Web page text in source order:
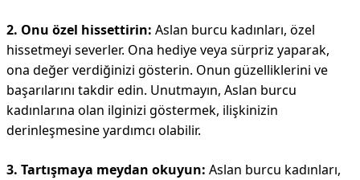
2. Onu özel hissettirin: Aslan burcu kadınları, özel
hissetmeyi severler. Ona hediye veya sürpriz yaparak,
ona değer verdiğinizi gösterin. Onun güzelliklerini ve
başarılarını takdir edin. Unutmayın, Aslan burcu
kadınlarına olan ilginizi göstermek, ilişkinizin
derinleşmesine yardımcı olabilir.
3. Tartışmaya meydan okuyun: Aslan burcu kadınları,